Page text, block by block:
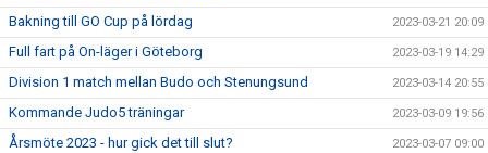
Bakning till GO Cup på lördag 2023-03-21 20:09
Full fart på On-läger i Göteborg 2023-03-19 14:29
Division 1 match mellan Budo och Stenungsund 2023-03-14 20:55
Kommande Judo5 träningar 2023-03-09 19:56
Årsmöte 2023 - hur gick det till slut? 2023-03-07 09:00